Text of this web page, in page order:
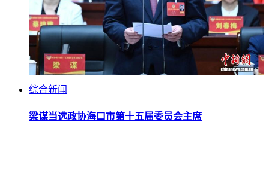
综合新闻
梁谋当选政协海口市第十五届委员会主席